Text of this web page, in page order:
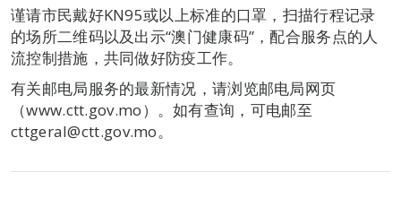
谨请市民戴好KN95或以上标准的口罩，扫描行程记录
的场所二维码以及出示“澳门健康码”，配合服务点的人
流控制措施，共同做好防疫工作。
有关邮电局服务的最新情况，请浏览邮电局网页
（www.ctt.gov.mo）。如有查询，可电邮至
cttgeral@ctt.gov.mo。